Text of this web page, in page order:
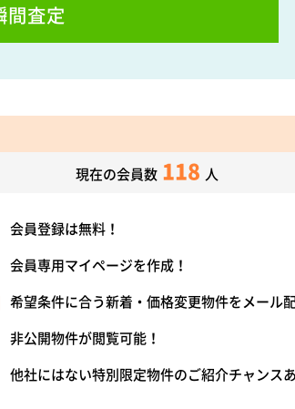
間査定
現在の会員数 118 人
会員登録は無料！
会員専用マイページを作成！
希望条件に合う新着・価格変更物件をメール
非公開物件が閲覧可能！
他社にはない特別限定物件のご紹介チャンス